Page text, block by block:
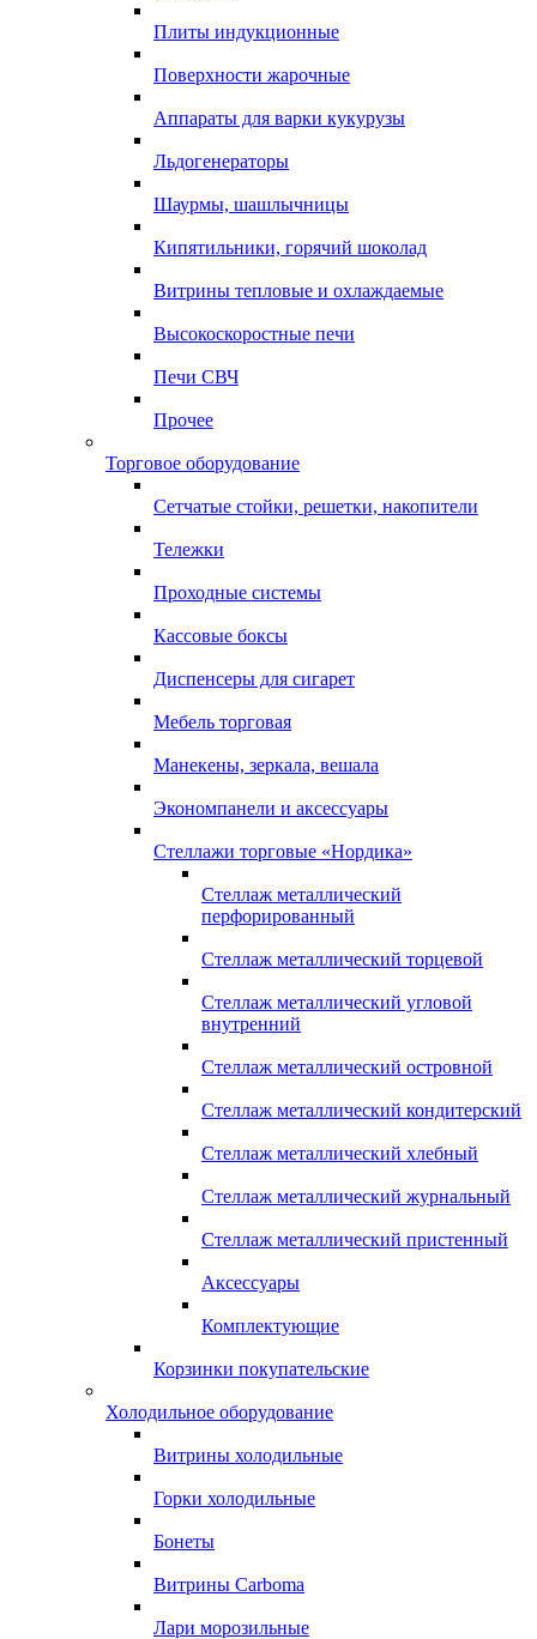
Плиты индукционные
Поверхности жарочные
Аппараты для варки кукурузы
Льдогенераторы
Шаурмы, шашлычницы
Кипятильники, горячий шоколад
Витрины тепловые и охлаждаемые
Высокоскоростные печи
Печи СВЧ
Прочее
Торговое оборудование
Сетчатые стойки, решетки, накопители
Тележки
Проходные системы
Кассовые боксы
Диспенсеры для сигарет
Мебель торговая
Манекены, зеркала, вешала
Экономпанели и аксессуары
Стеллажи торговые «Нордика»
Стеллаж металлический
перфорированный
Стеллаж металлический торцевой
Стеллаж металлический угловой
внутренний
Стеллаж металлический островной
Стеллаж металлический кондитерский
Стеллаж металлический хлебный
Стеллаж металлический журнальный
Стеллаж металлический пристенный
Аксессуары
Комплектующие
Корзинки покупательские
Холодильное оборудование
Витрины холодильные
Горки холодильные
Бонеты
Витрины Carboma
Лари морозильные